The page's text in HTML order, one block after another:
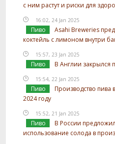
с ним растут и риски для
16:02, 24 Jan 2025
Пиво
Asahi Breweries
коктейль с лимоном внутри
15:57, 23 Jan 2025
Пиво В Англии закрылся
15:54, 22 Jan 2025
Пиво
Производство пива
2024 году
15:52, 21 Jan 2025
Пиво
В России
использование солода в